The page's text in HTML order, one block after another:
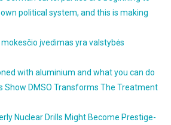
political system, and this is making
įvedimas yra valstybės
with aluminium and what you can do
Show DMSO Transforms The Treatment
Nuclear Drills Might Become Prestige-